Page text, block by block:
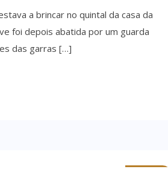
a brincar no quintal da casa da
foi depois abatida por um guarda
das garras […]